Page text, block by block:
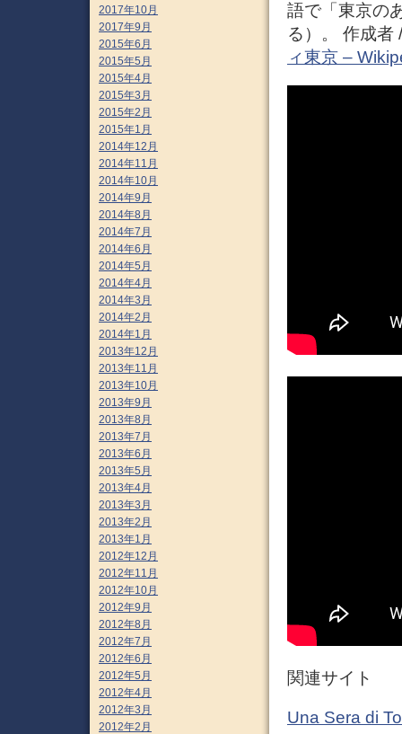
語で「東京の
る）。 作成者
ィ東京 –
関連サイト
Una Sera di
2017年10月
2017年9月
2015年6月
2015年5月
2015年4月
2015年3月
2015年2月
2015年1月
2014年12月
2014年11月
2014年10月
2014年9月
2014年8月
2014年7月
2014年6月
2014年5月
2014年4月
2014年3月
2014年2月
2014年1月
2013年12月
2013年11月
2013年10月
2013年9月
2013年8月
2013年7月
2013年6月
2013年5月
2013年4月
2013年3月
2013年2月
2013年1月
2012年12月
2012年11月
2012年10月
2012年9月
2012年8月
2012年7月
2012年6月
2012年5月
2012年4月
2012年3月
2012年2月